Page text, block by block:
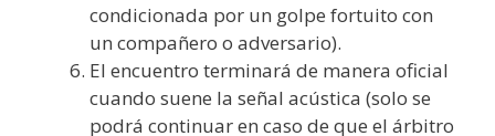
condicionada por un golpe fortuito con
un compañero o adversario).
El encuentro terminará de manera oficial
cuando suene la señal acústica (solo se
podrá continuar en caso de que el árbitro